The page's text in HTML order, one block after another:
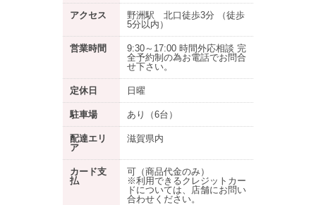
アクセス
野洲駅 北口徒歩3分 （徒歩
5分以内）
営業時間
9:30～17:00 時間外応相談 完
全予約制の為お電話でお問合
せ下さい。
定休日 日曜
駐車場 あり （6台）
配達エリ
ア
滋賀県内
カード支
払
可（商品代金のみ）
※利用できるクレジットカー
ドについては、店舗にお問い
合わせください。